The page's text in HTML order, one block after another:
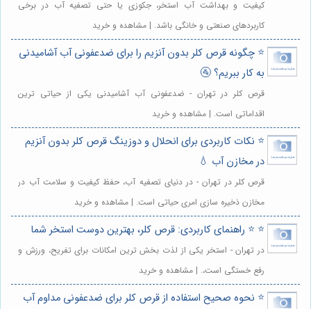
کیفیت و بهداشت آب استخر، جکوزی یا حتی تصفیه آب در برخی
کاربردهای صنعتی و خانگی باشد. | مشاهده و خرید
⭐️ چگونه قرص کلر بدون آنزیم را برای ضدعفونی آب آشامیدنی
به کار ببریم؟ 🚰
قرص کلر در تهران - ضدعفونی آب آشامیدنی یکی از حیاتی ترین
اقداماتی است. | مشاهده و خرید
⭐️ نکات کاربردی برای انحلال و دوزینگ قرص کلر بدون آنزیم
در مخازن آب 💧
قرص کلر در تهران - در دنیای تصفیه آب، حفظ کیفیت و سلامت آب در
مخازن ذخیره سازی امری حیاتی است. | مشاهده و خرید
⭐️ ⭐️ راهنمای کاربردی: قرص کلر، بهترین دوست استخر شما
در تهران - استخر یکی از لذت بخش ترین امکانات برای تفریح، ورزش و
رفع خستگی است،. | مشاهده و خرید
⭐️ نحوه صحیح استفاده از قرص کلر برای ضدعفونی مداوم آب